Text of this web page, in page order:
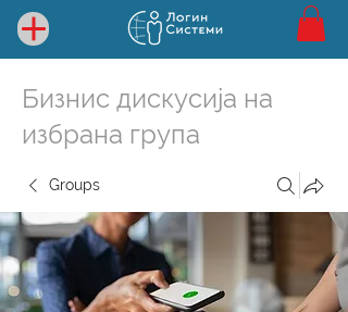
Бизнис дискусија на
избрана група
Groups